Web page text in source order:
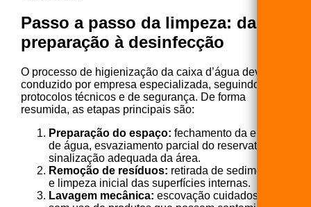
Passo a passo da limpeza: da
preparação à desinfecção
O processo de higienização da caixa d’água deve ser
conduzido por empresa especializada, seguindo
protocolos técnicos e de segurança. De forma
resumida, as etapas principais são:
Preparação do espaço: fechamento da entrada
de água, esvaziamento parcial do reservatório e
sinalização adequada da área.
Remoção de resíduos: retirada de sedimentos
e limpeza inicial das superfícies internas.
Lavagem mecânica: escovação cuidadosa,